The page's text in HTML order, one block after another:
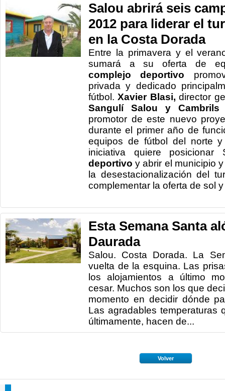
Salou abrirá seis
2012 para liderar el
en la Costa Dorada
Entre la primavera y el
sumará a su oferta de
complejo deportivo
privada y dedicado
fútbol.Xavier Blasi, director
Sangulí Salou y Cambrils
promotor de este nuevo
durante el primer año de
equipos de fútbol del norte
iniciativa quiere
deportivo y abrir el municipio
la desestacionalización del
complementar la oferta de sol
Esta Semana Santa
Daurada
Salou. Costa Dorada. La
vuelta de la esquina. Las
los alojamientos a último
cesar. Muchos son los que
momento en decidir dónde
Las agradables temperaturas
últimamente, hacen de...
Volver